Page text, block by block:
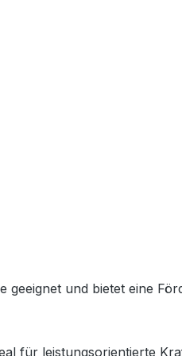
und bietet eine
für leistungsorientierte